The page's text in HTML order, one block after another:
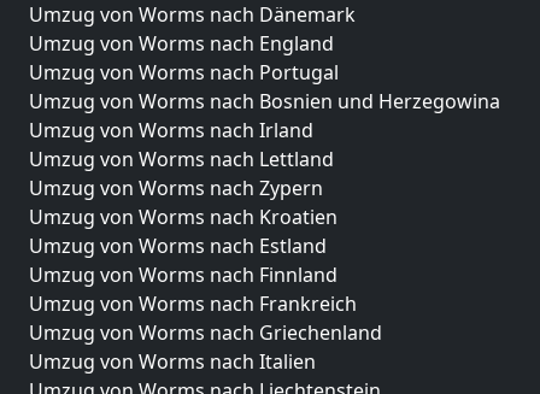
Umzug von Worms nach Dänemark
Umzug von Worms nach England
Umzug von Worms nach Portugal
Umzug von Worms nach Bosnien und Herzegowina
Umzug von Worms nach Irland
Umzug von Worms nach Lettland
Umzug von Worms nach Zypern
Umzug von Worms nach Kroatien
Umzug von Worms nach Estland
Umzug von Worms nach Finnland
Umzug von Worms nach Frankreich
Umzug von Worms nach Griechenland
Umzug von Worms nach Italien